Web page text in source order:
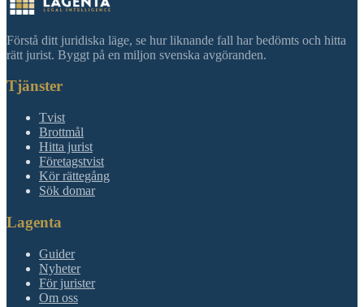
Förstå ditt juridiska läge, se hur liknande fall har bedömts och hitta
rätt jurist. Byggt på en miljon svenska avgöranden.
Tjänster
Tvist
Brottmål
Hitta jurist
Företagstvist
Kör rättegång
Sök domar
Lagenta
Guider
Nyheter
För jurister
Om oss